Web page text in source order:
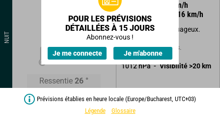
NUIT
24°
Ressentie 26 °
km/h
Rafales à
16 km/h
Beau temps peu nuageux.
Sans précipitations.
1012hPa Visibilité >20 km
POUR LES PRÉVISIONS
DÉTAILLÉES À 15 JOURS
Abonnez-vous !
Je me connecte Je m'abonne
Prévisions établies en heure locale (Europe/Bucharest, UTC+03)
Légende
Glossaire